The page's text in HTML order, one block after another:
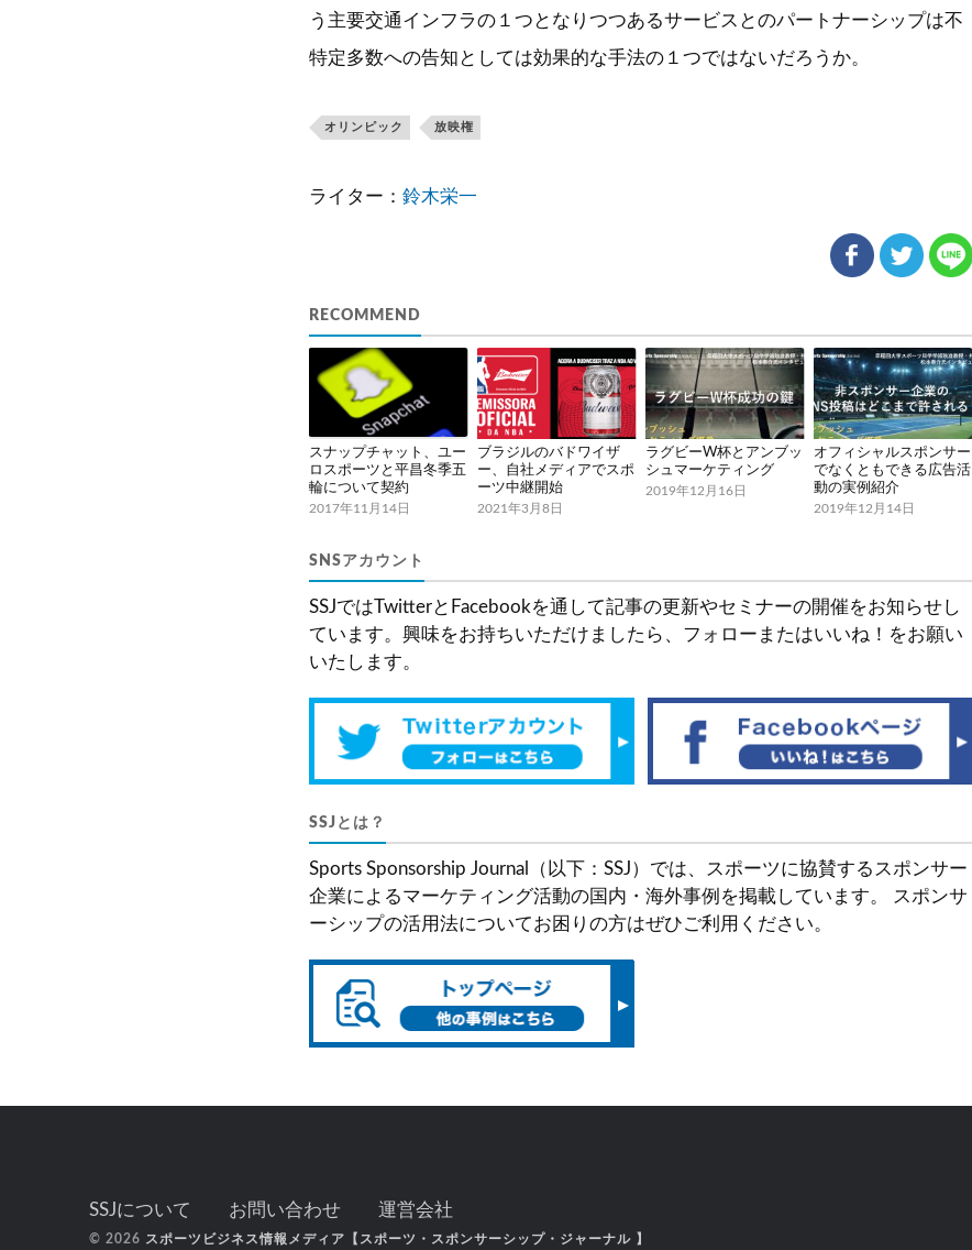
う主要交通インフラの１つとなりつつあるサービスとのパートナーシップは不
特定多数への告知としては効果的な手法の１つではないだろうか。
オリンピック 放映権
ライター： 鈴木栄一
RECOMMEND
2017年11月14日
スナップチャット、ユー
ロスポーツと平昌冬季五
輪について契約
2021年3月8日
ブラジルのバドワイザ
ー、自社メディアでスポ
ーツ中継開始
2019年12月16日
ラグビーW杯とアンブッ
シュマーケティング
2019年12月14日
オフィシャルスポンサー
でなくともできる広告活
動の実例紹介
SNSアカウント
SSJではTwitterとFacebookを通して記事の更新やセミナーの開催をお知らせし
ています。興味をお持ちいただけましたら、フォローまたはいいね！をお願い
いたします。
SSJとは？
Sports Sponsorship Journal（以下：SSJ）では、スポーツに協賛するスポンサー
企業によるマーケティング活動の国内・海外事例を掲載しています。 スポンサ
ーシップの活用法についてお困りの方はぜひご利用ください。
SSJについて お問い合わせ 運営会社
© 2026 スポーツビジネス情報メディア【スポーツ・スポンサーシップ・ジャーナル 】